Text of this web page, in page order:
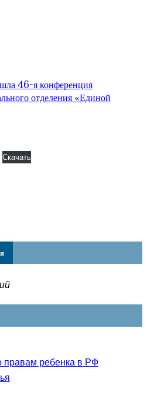
46-я конференция
отделения «Единой
Скачать
ребенка в РФ